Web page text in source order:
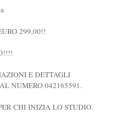
299,00!!
E DETTAGLI
NUMERO 042165591.
CHI INIZIA LO STUDIO.